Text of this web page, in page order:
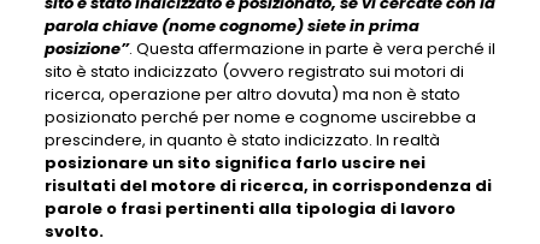
parola chiave (nome cognome) siete in prima
posizione”. Questa affermazione in parte è vera perché il
sito è stato indicizzato (ovvero registrato sui motori di
ricerca, operazione per altro dovuta) ma non è stato
posizionato perché per nome e cognome uscirebbe a
prescindere, in quanto è stato indicizzato. In realtà
posizionare un sito significa farlo uscire nei
risultati del motore di ricerca, in corrispondenza di
parole o frasi pertinenti alla tipologia di lavoro
svolto.